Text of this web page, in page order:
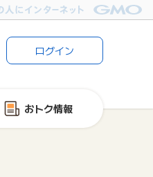
ログイン
おトク情報